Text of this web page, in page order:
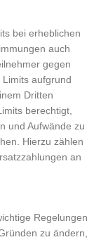
bei erheblichen
auch
gegen
aufgrund
Dritten
berechtigt,
und Aufwände zu
Hierzu zählen
an
Regelungen
zu ändern,